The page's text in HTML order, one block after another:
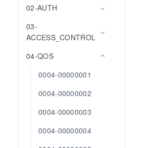
02-AUTH
03-
ACCESS_CONTROL
04-QOS
0004-00000001
0004-00000002
0004-00000003
0004-00000004